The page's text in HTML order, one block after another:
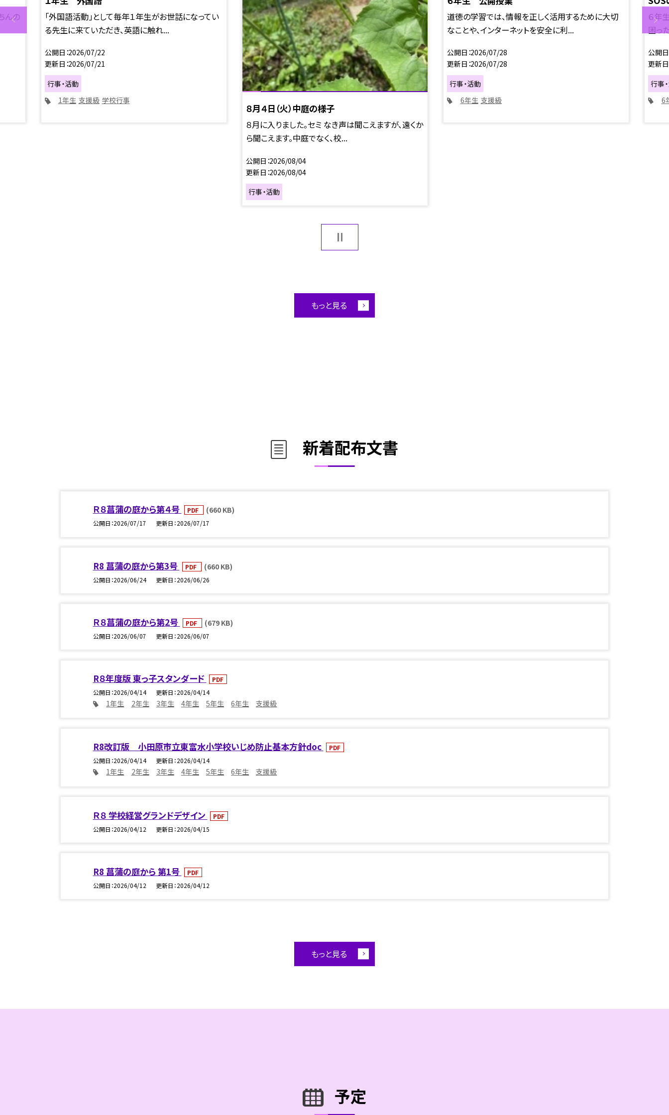
んの
「外国語活動」として毎年１年生がお世話になってい
る先生に来ていただき、英語に触れ...
公開日 2026/07/22
更新日 2026/07/21
行事・活動
1年生 支援級 学校行事
８月４日（火）中庭の様子
８月に入りました。セミ なき声は聞こえますが、遠くか
ら聞こえます。中庭でなく、校...
公開日 2026/08/04
更新日 2026/08/04
行事・活動
道徳の学習では、情報を正しく活用するために大切
なことや、インターネットを安全に利...
公開日 2026/07/28
更新日 2026/07/28
行事・活動
6年生 支援級
６年
困っ
公開日
更新日
行事
6
もっと見る
新着配布文書
Ｒ８菖蒲の庭から第４号 PDF (660 KB)
公開日 2026/07/17 更新日 2026/07/17
R8 菖蒲の庭から第3号 PDF (660 KB)
公開日 2026/06/24 更新日 2026/06/26
Ｒ８菖蒲の庭から第2号 PDF (679 KB)
公開日 2026/06/07 更新日 2026/06/07
R８年度版 東っ子スタンダード
PDF
公開日 2026/04/14 更新日 2026/04/14
1年生 2年生 3年生 4年生 5年生 6年生 支援級
R8改訂版 小田原市立東富水小学校いじめ防止基本方針doc
PDF
公開日 2026/04/14 更新日 2026/04/14
1年生 2年生 3年生 4年生 5年生 6年生 支援級
Ｒ８ 学校経営グランドデザイン
PDF
公開日 2026/04/12 更新日 2026/04/15
R8 菖蒲の庭から 第1号
PDF
公開日 2026/04/12 更新日 2026/04/12
もっと見る
予定